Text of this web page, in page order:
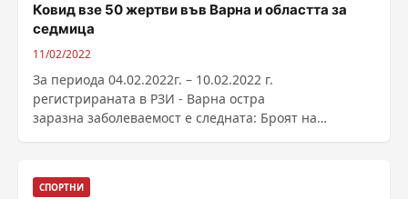
Ковид взе 50 жертви във Варна и областта за
седмица
11/02/2022
За периода 04.02.2022г. – 10.02.2022 г.
регистрираната в РЗИ - Варна остра
заразна заболeваемост е следната: Броят на
СПОРТНИ